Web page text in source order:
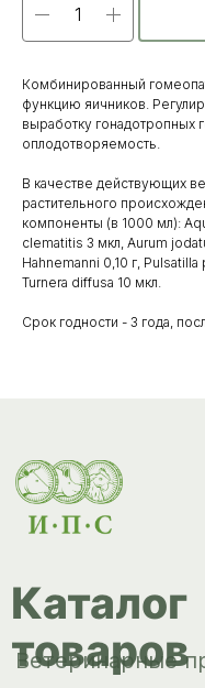
Комбинированный
функцию яичников.
выработку гонадотропных
оплодотворяемость.
В качестве действующих
растительного
компоненты (в 1000 мл):
clematitis 3 мкл, Aurum
Hahnemanni 0,10 г,
Turnera diffusa 10 мкл.
Срок годности - 3 года,
Каталог
товаров
Доставка и
оплата
Ветеринарные
Изделия ветеринарного
Сопутствующие товары